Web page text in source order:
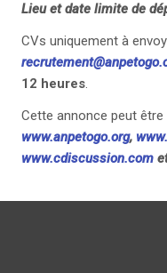
Lieu et date limite de
CVs uniquement à
12 heures.
Cette annonce peut
www.anpetogo.org,
www.cdiscussion.com